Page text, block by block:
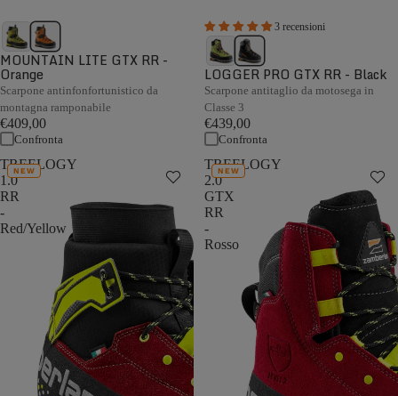
MOUNTAIN LITE GTX RR -
Orange
Scarpone antinfonfortunistico da
montagna ramponabile
€409,00
Confronta
3 recensioni
LOGGER PRO GTX RR - Black
Scarpone antitaglio da motosega in
Classe 3
€439,00
Confronta
TREELOGY
1.0
RR
-
Red/Yellow
NEW
TREELOGY
2.0
GTX
RR
-
Rosso
NEW